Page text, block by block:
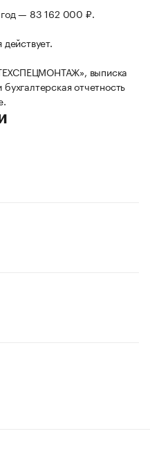
— 83 162 000 ₽.
выписка
отчетность